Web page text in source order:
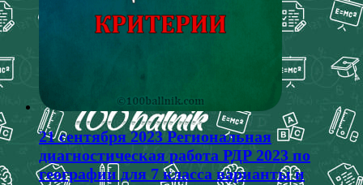
21 сентября 2023 Региональная
диагностическая работа РДР 2023 по
географии для 7 класса варианты и